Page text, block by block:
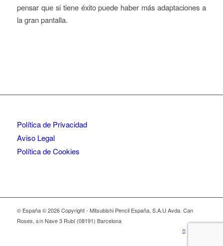
pensar que si tiene éxito puede haber más adaptaciones a
la gran pantalla.
Política de Privacidad
Aviso Legal
Política de Cookies
© España © 2026 Copyright - Mitsubishi Pencil España, S.A.U Avda. Can
Roses, s/n Nave 3 Rubí (08191) Barcelona